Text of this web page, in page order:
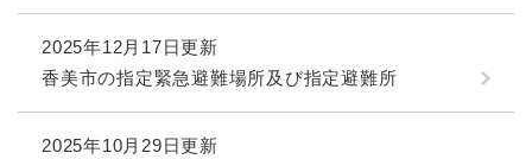
2025年12月17日更新
香美市の指定緊急避難場所及び指定避難所
2025年10月29日更新